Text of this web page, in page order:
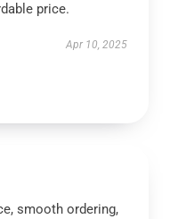
price.
Apr 10, 2025
smooth ordering,